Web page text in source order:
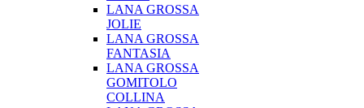
LANA GROSSA
JOLIE
LANA GROSSA
FANTASIA
LANA GROSSA
GOMITOLO
COLLINA